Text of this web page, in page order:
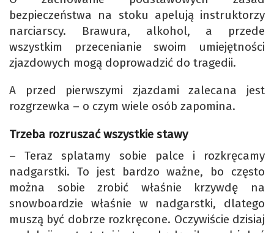
bezpieczeństwa na stoku apelują instruktorzy
narciarscy. Brawura, alkohol, a przede
wszystkim przecenianie swoim umiejętności
zjazdowych mogą doprowadzić do tragedii.
A przed pierwszymi zjazdami zalecana jest
rozgrzewka – o czym wiele osób zapomina.
Trzeba rozruszać wszystkie stawy
– Teraz splatamy sobie palce i rozkręcamy
nadgarstki. To jest bardzo ważne, bo często
można sobie zrobić właśnie krzywdę na
snowboardzie właśnie w nadgarstki, dlatego
muszą być dobrze rozkręcone. Oczywiście dzisiaj